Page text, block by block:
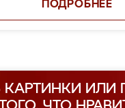
ПОДРОБНЕЕ
КАРТИНКИ ИЛИ